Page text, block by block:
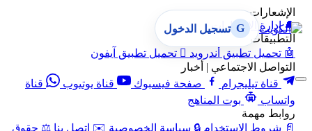
الإشعارات
🔔 إدارة الإشعارات
التطبيقات
🤖 تحميل تطبيق أندرويد  تحميل تطبيق آيفون
التواصل الاجتماعي | أخبار
قناة تيليجرام
صفحة فيسبوك قناة يوتيوب
قناة
واتساب
بوت المناهج
روابط مهمة
📄 شروط الاستخدام 🔒 سياسة الخصوصية ✉️ اتصل بنا ⚖️ حقوق
G تسجيل الدخول